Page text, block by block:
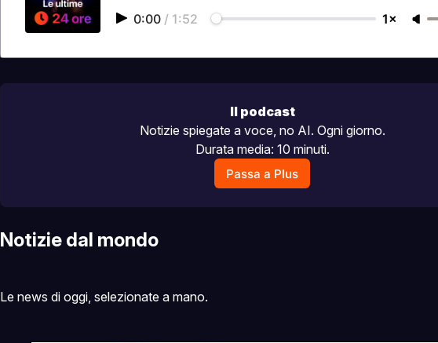
0:00 / 1:52 1×
Il podcast
Notizie spiegate a voce, no AI. Ogni giorno.
Durata media: 10 minuti.
Passa a Plus
Notizie dal mondo
Le news di oggi, selezionate a mano.